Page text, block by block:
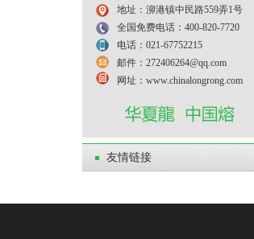
地址：泖港镇中民路559弄1号
全国免费电话：400-820-7720
电话：021-67752215
邮件：272406264@qq.com
网址：www.chinalongrong.com
友情链接